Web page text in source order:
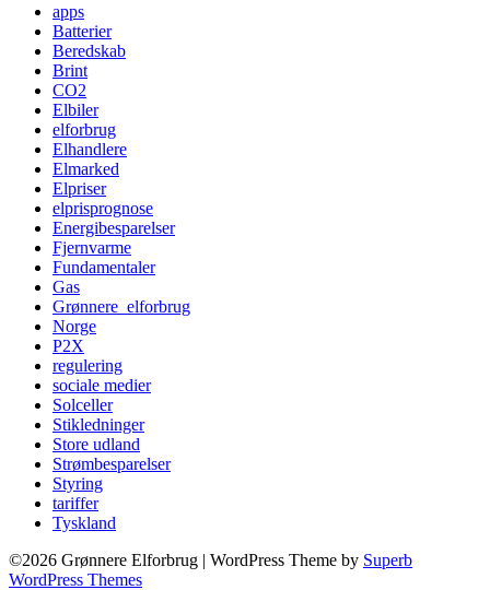
apps
Batterier
Beredskab
Brint
CO2
Elbiler
elforbrug
Elhandlere
Elmarked
Elpriser
elprisprognose
Energibesparelser
Fjernvarme
Fundamentaler
Gas
Grønnere_elforbrug
Norge
P2X
regulering
sociale medier
Solceller
Stikledninger
Store udland
Strømbesparelser
Styring
tariffer
Tyskland
©2026 Grønnere Elforbrug | WordPress Theme by Superb
WordPress Themes